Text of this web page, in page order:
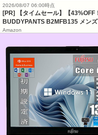
2026/08/07 06:00時点
[PR] 【タイムセール】【43%OFF
BUDDYPANTS B2MFB135 メン
Amazon